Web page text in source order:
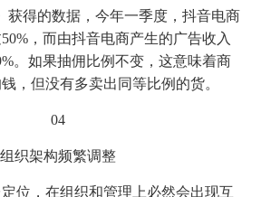
获得的数据，今年一季度，抖音电商
，而由抖音电商产生的广告收入
。如果抽佣比例不变，这意味着商
，但没有多卖出同等比例的货。
04
组织架构频繁调整
位，在组织和管理上必然会出现互